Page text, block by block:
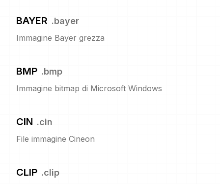
BAYER .bayer
Immagine Bayer grezza
BMP .bmp
Immagine bitmap di Microsoft Windows
CIN .cin
File immagine Cineon
CLIP .clip